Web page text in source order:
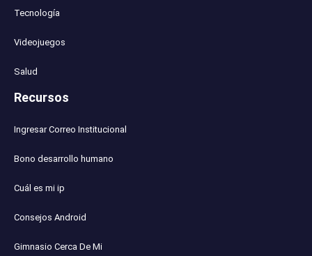
Tecnología
Videojuegos
Salud
Recursos
Ingresar Correo Institucional
Bono desarrollo humano
Cuál es mi ip
Consejos Android
Gimnasio Cerca De Mi